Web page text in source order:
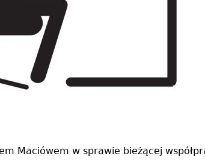
Maciówem w sprawie bieżącej